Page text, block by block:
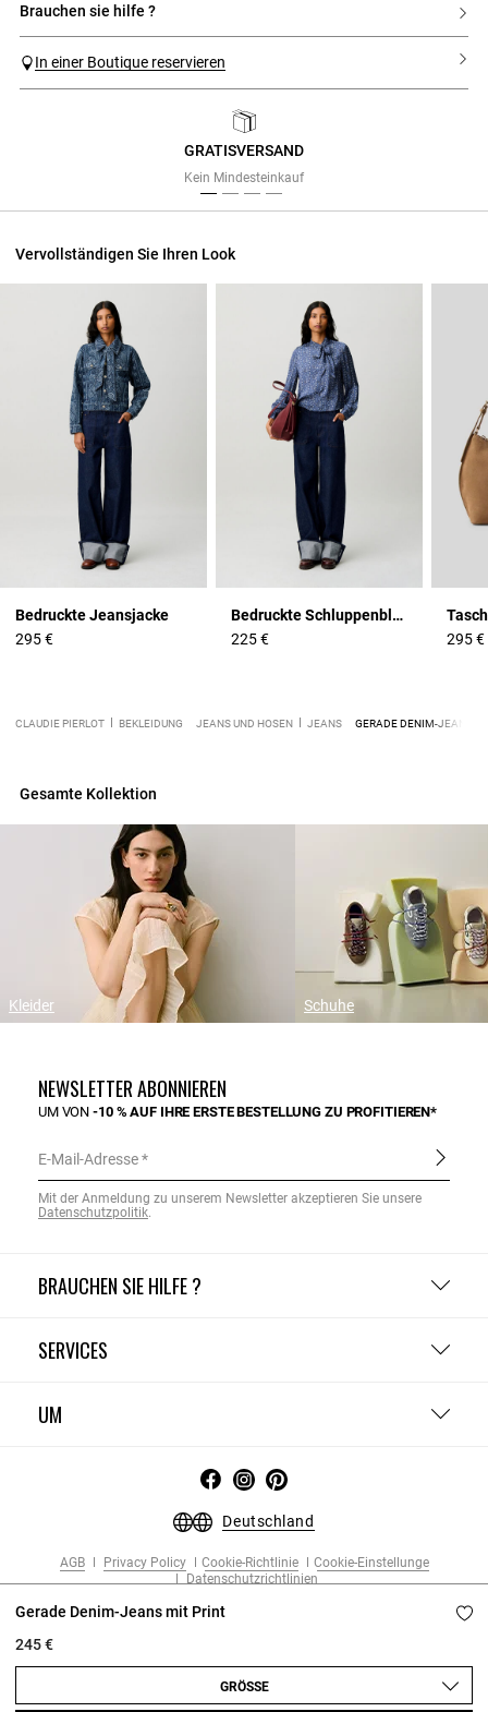
Gerade Denim-Jeans mit Print
245 €
GRÖSSE
brauchen sie hilfe ?
In einer Boutique reservieren
GRATISVERSAND
Kein Mindesteinkauf
Vervollständigen Sie Ihren Look
Bedruckte Jeansjacke
295 €
Bedruckte Schluppenbluse
225 €
295 €
CLAUDIE PIERLOT BEKLEIDUNG JEANS UND HOSEN JEANS GERADE DENIM-JEANS
Gesamte Kollektion
Kleider Schuhe
BRAUCHEN SIE HILFE ?
SERVICES
UM
NEWSLETTER ABONNIEREN
UM VON-10 % AUF IHRE ERSTE BESTELLUNG ZU PROFITIEREN*
E-Mail-Adresse
Mit der Anmeldung zu unserem Newsletter akzeptieren Sie unsere
Datenschutzpolitik.
Deutschland
AGB Privacy Policy Cookie-Richtlinie
Cookie-Einstellunge
Datenschutzrichtlinien
Copyright © 2026 Claudie Pierlot. Alle rechte vorbehalten.